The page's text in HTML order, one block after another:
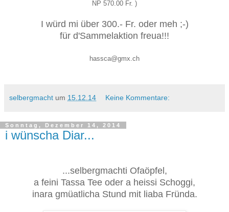
NP 570.00 Fr. )
I würd mi über 300.- Fr. oder meh ;-)
für d'Sammelaktion freua!!!
hassca@gmx.ch
selbergmacht um 15.12.14 Keine Kommentare:
Sonntag, Dezember 14, 2014
i wünscha Diar...
...selbergmachti Ofaöpfel,
a feini Tassa Tee oder a heissi Schoggi,
inara gmüatlicha Stund mit liaba Fründa.